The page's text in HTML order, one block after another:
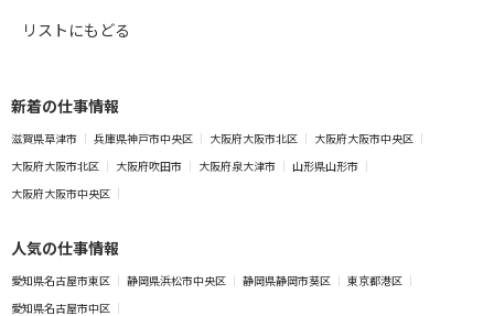
リストにもどる
新着の仕事情報
滋賀県草津市 兵庫県神戸市中央区 大阪府大阪市北区
大阪府大阪市中央区
大阪府大阪市北区
大阪府吹田市 大阪府泉大津市
山形県山形市
大阪府大阪市中央区
人気の仕事情報
愛知県名古屋市東区 静岡県浜松市中央区 静岡県静岡市葵区
東京都港区
愛知県名古屋市中区